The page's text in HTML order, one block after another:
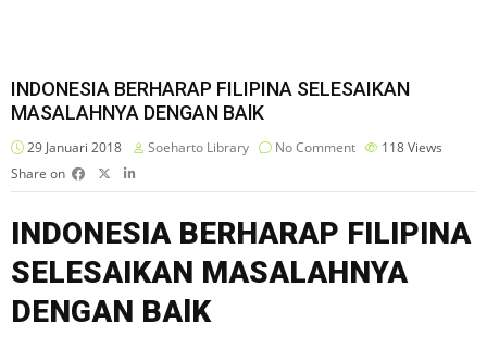
INDONESIA BERHARAP FILIPINA SELESAIKAN
MASALAHNYA DENGAN BAlK
29 Januari 2018 Soeharto Library No Comment 118Views
Share on
INDONESIA BERHARAP FILIPINA
SELESAIKAN MASALAHNYA
DENGAN BAlK